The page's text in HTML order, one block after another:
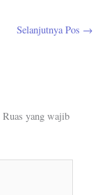
Selanjutnya Pos →
Ruas yang wajib